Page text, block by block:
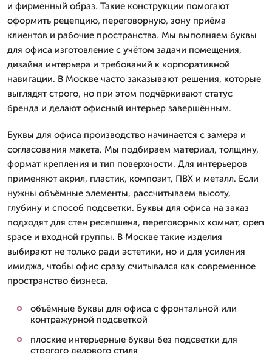
и фирменный образ. Такие конструкции помогают
оформить рецепцию, переговорную, зону приёма
клиентов и рабочие пространства. Мы выполняем буквы
для офиса изготовление с учётом задачи помещения,
дизайна интерьера и требований к корпоративной
навигации. В Москве часто заказывают решения, которые
выглядят строго, но при этом подчёркивают статус
бренда и делают офисный интерьер завершённым.
Буквы для офиса производство начинается с замера и
согласования макета. Мы подбираем материал, толщину,
формат крепления и тип поверхности. Для интерьеров
применяют акрил, пластик, композит, ПВХ и металл. Если
нужны объёмные элементы, рассчитываем высоту,
глубину и способ подсветки. Буквы для офиса на заказ
подходят для стен ресепшена, переговорных комнат, open
space и входной группы. В Москве такие изделия
выбирают не только ради эстетики, но и для усиления
имиджа, чтобы офис сразу считывался как современное
пространство бизнеса.
объёмные буквы для офиса с фронтальной или
контражурной подсветкой
плоские интерьерные буквы без подсветки для
строгого делового стиля